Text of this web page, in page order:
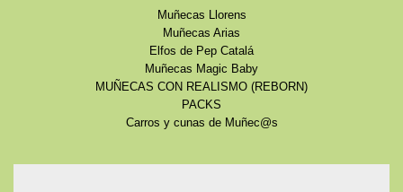
Muñecas Llorens
Muñecas Arias
Elfos de Pep Catalá
Muñecas Magic Baby
MUÑECAS CON REALISMO (REBORN)
PACKS
Carros y cunas de Muñec@s